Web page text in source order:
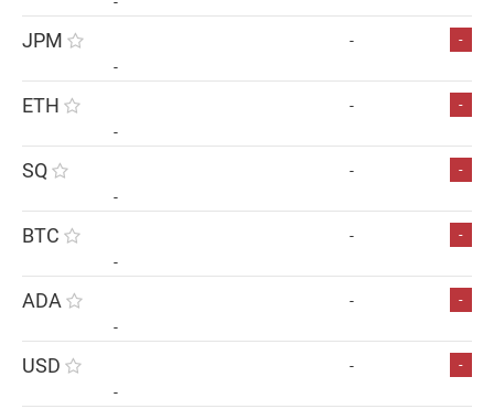
JPM - -
-
ETH - -
-
SQ - -
-
BTC - -
-
ADA - -
-
USD - -
-